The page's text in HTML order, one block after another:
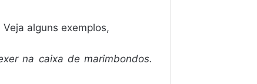
Veja alguns exemplos,
na caixa de marimbondos.